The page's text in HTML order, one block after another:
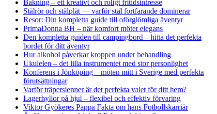
Bakning – ett kreativt och roligt fritidsintresse
Stålrör och stålplåt — varför stål fortfarande dominerar
Resor: Din kompletta guide till oförglömliga äventyr
PrimaDonna BH – när komfort möter elegans
Den kompletta guiden till campingbord – hitta det perfekta
bordet för ditt äventyr
Hur alkohol påverkar kroppen under behandling
Ukulelen – det lilla instrumentet med stor personlighet
Konferens i Jönköping – möten mitt i Sverige med perfekta
förutsättningar
Varför träpersienner är det perfekta valet för ditt hem?
Lagerhyllor på hjul – flexibel och effektiv förvaring
Viktor Gyökeres Pappa Fakta om hans Fotbollskarriär